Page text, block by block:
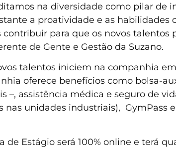
na diversidade como pilar
a proatividade e as
para que os novos talentos
de Gente e Gestão da Suzano.
talentos iniciem na companhia
oferece benefícios como bolsa-
–, assistência médica e seguro de
nas unidades industriais), GymPass
de Estágio será 100% online e terá